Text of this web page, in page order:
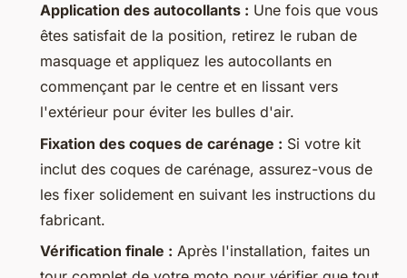
Application des autocollants : Une fois que vous
êtes satisfait de la position, retirez le ruban de
masquage et appliquez les autocollants en
commençant par le centre et en lissant vers
l'extérieur pour éviter les bulles d'air.
Fixation des coques de carénage : Si votre kit
inclut des coques de carénage, assurez-vous de
les fixer solidement en suivant les instructions du
fabricant.
Vérification finale : Après l'installation, faites un